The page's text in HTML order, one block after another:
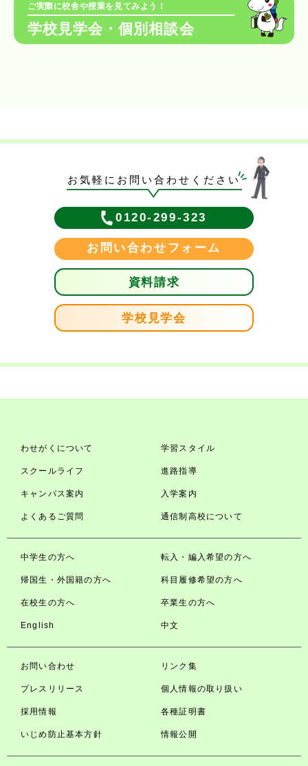
ご実際に校舎や授業を見てみよう！
学校見学会・個別相談会
お気軽にお問い合わせください
0120-299-323
お問い合わせフォーム
資料請求
学校見学会
わせがくについて 学習スタイル
スクールライフ 進路指導
キャンパス案内 入学案内
よくあるご質問 通信制高校について
中学生の方へ 転入・編入希望の方へ
帰国生・外国籍の方へ 科目履修希望の方へ
在校生の方へ 卒業生の方へ
English 中文
お問い合わせ リンク集
プレスリリース 個人情報の取り扱い
採用情報 各種証明書
いじめ防止基本方針 情報公開